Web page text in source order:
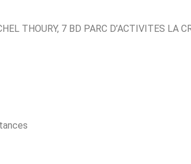
THOURY, 7 BD PARC D’ACTIVITES LA